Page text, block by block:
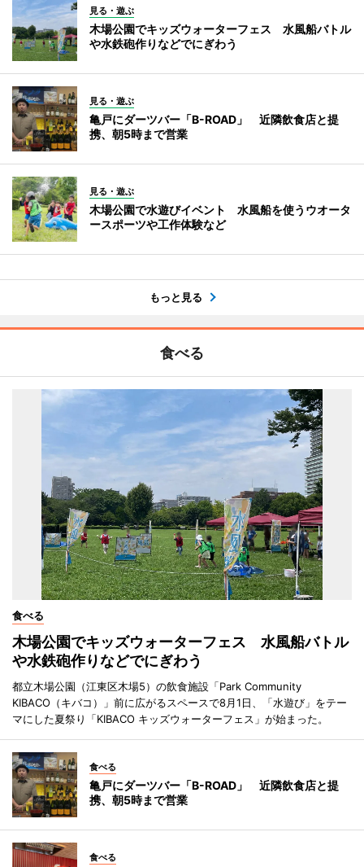
見る・遊ぶ
木場公園でキッズウォーターフェス 水風船バトル
や水鉄砲作りなどでにぎわう
見る・遊ぶ
亀戸にダーツバー「B-ROAD」 近隣飲食店と提
携、朝5時まで営業
見る・遊ぶ
木場公園で水遊びイベント 水風船を使うウオータ
ースポーツや工作体験など
もっと見る
食べる
食べる
木場公園でキッズウォーターフェス 水風船バトル
や水鉄砲作りなどでにぎわう
都立木場公園（江東区木場5）の飲食施設「Park Community
KIBACO（キバコ）」前に広がるスペースで8月1日、「水遊び」をテー
マにした夏祭り「KIBACO キッズウォーターフェス」が始まった。
食べる
亀戸にダーツバー「B-ROAD」 近隣飲食店と提
携、朝5時まで営業
食べる